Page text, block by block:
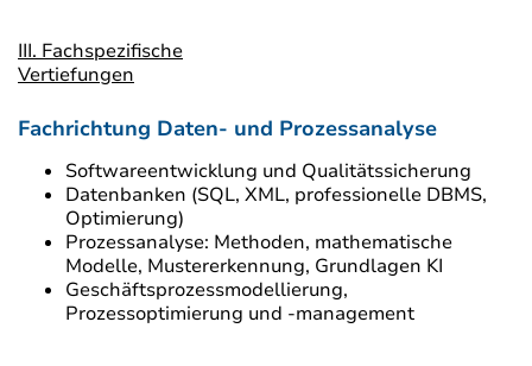
III. Fachspezifische
Vertiefungen
Fachrichtung Daten- und Prozessanalyse
Softwareentwicklung und Qualitätssicherung
Datenbanken (SQL, XML, professionelle DBMS,
Optimierung)
Prozessanalyse: Methoden, mathematische
Modelle, Mustererkennung, Grundlagen KI
Geschäftsprozessmodellierung,
Prozessoptimierung und -management